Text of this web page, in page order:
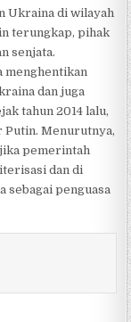
Ukraina di wilayah
terungkap, pihak
senjata.
menghentikan
dan juga
tahun 2014 lalu,
Putin. Menurutnya,
pemerintah
dan di
sebagai penguasa